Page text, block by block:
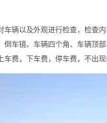
辆以及外观进行检查，检查内
倒车镜、车辆四个角、车辆顶
费，下车费，停车费，不出现